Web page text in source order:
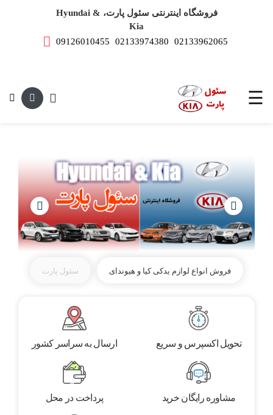
فروشگاه اینترنتی سئول پارت، Hyundai &
Kia
02133962065
02133974380
09126010455
یدکی
هیوندای
☰
فروش انواع لوازم یدکی کیا و هیوندای سئول پارت
تحویل اکسپرس و سریع ارسال به سراسر کشور
مشاوره رایگان خرید پرداخت در محل